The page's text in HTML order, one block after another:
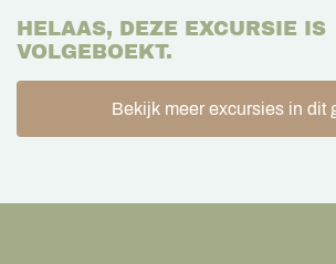
HELAAS, DEZE EXCURSIE IS
VOLGEBOEKT.
Bekijk meer excursies in dit